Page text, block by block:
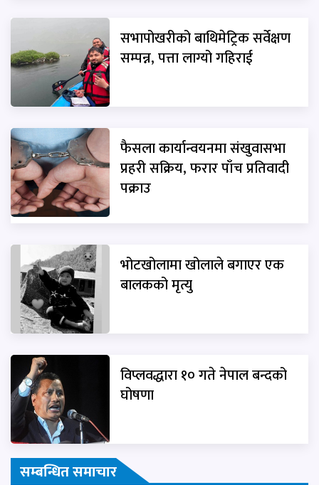
सभापोखरीको बाथिमेट्रिक सर्वेक्षण
सम्पन्न, पत्ता लाग्यो गहिराई
फैसला कार्यान्वयनमा संखुवासभा
प्रहरी सक्रिय, फरार पाँच प्रतिवादी
पक्राउ
भोटखोलामा खोलाले बगाएर एक
बालकको मृत्यु
विप्लवद्धारा १० गते नेपाल बन्दको
घोषणा
सम्बन्धित समाचार